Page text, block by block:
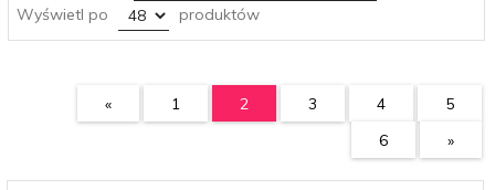
Wyświetl po
pop produktów
« 1 2 3 4
5
6
»